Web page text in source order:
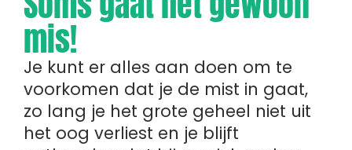
mis!
Je kunt er alles aan doen om te
voorkomen dat je de mist in gaat,
zo lang je het grote geheel niet uit
het oog verliest en je blijft